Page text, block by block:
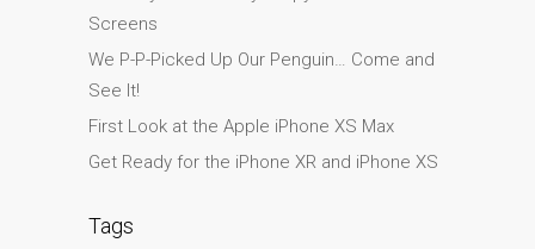
Reparación de pantallas
MacBook en Dundee:
modelos Pro, Air y Neo
Screens
We P-P-Picked Up Our Penguin… Come and
See It!
First Look at the Apple iPhone XS Max
Get Ready for the iPhone XR and iPhone XS
Tags